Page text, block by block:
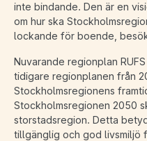
inte bindande. Den är en
om hur ska
lockande för boende,
Nuvarande regionplan
tidigare regionplanen från
Stockholmsregionens
Stockholmsregionen 2050
storstadsregion. Detta
tillgänglig och god livsmiljö